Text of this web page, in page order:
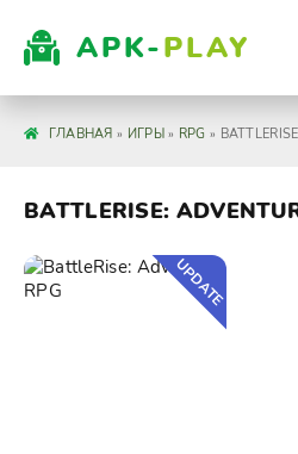
APK-PLAY
ГЛАВНАЯ » ИГРЫ» RPG »
BATTLERISE:
UPDATE